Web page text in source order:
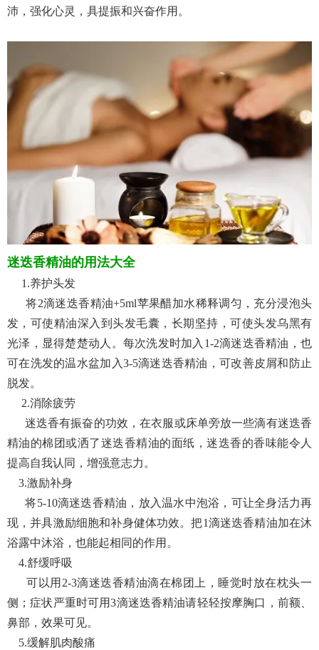
沛，强化心灵，具提振和兴奋作用。
迷迭香精油的用法大全
1.养护头发
将2滴迷迭香精油+5ml苹果醋加水稀释调匀，充分浸泡头
发，可使精油深入到头发毛囊，长期坚持，可使头发乌黑有
光泽，显得楚楚动人。每次洗发时加入1-2滴迷迭香精油，也
可在洗发的温水盆加入3-5滴迷迭香精油，可改善皮屑和防止
脱发。
2.消除疲劳
迷迭香有振奋的功效，在衣服或床单旁放一些滴有迷迭香
精油的棉团或洒了迷迭香精油的面纸，迷迭香的香味能令人
提高自我认同，增强意志力。
3.激励补身
将5-10滴迷迭香精油，放入温水中泡浴，可让全身活力再
现，并具激励细胞和补身健体功效。把1滴迷迭香精油加在沐
浴露中沐浴，也能起相同的作用。
4.舒缓呼吸
可以用2-3滴迷迭香精油滴在棉团上，睡觉时放在枕头一
侧；症状严重时可用3滴迷迭香精油请轻轻按摩胸口，前额、
鼻部，效果可见。
5.缓解肌肉酸痛